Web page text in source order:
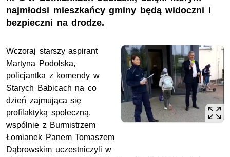
najmłodsi mieszkańcy gminy będą widoczni i
bezpieczni na drodze.
Wczoraj starszy aspirant
Martyna Podolska,
policjantka z komendy w
Starych Babicach na co
dzień zajmująca się
profilaktyką społeczną,
wspólnie z Burmistrzem
Łomianek Panem Tomaszem
Dąbrowskim uczestniczyli w